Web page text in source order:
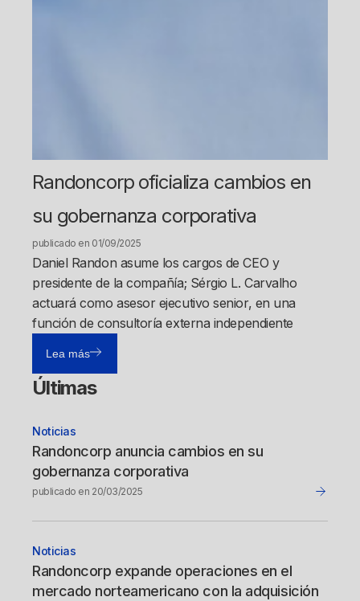
Randoncorp oficializa cambios en
su gobernanza corporativa
publicado en 01/09/2025
Daniel Randon asume los cargos de CEO y
presidente de la compañía; Sérgio L. Carvalho
actuará como asesor ejecutivo senior, en una
función de consultoría externa independiente
Lea más
Últimas
Noticias
Randoncorp anuncia cambios en su
gobernanza corporativa
publicado en 20/03/2025
Noticias
Randoncorp expande operaciones en el
mercado norteamericano con la adquisición